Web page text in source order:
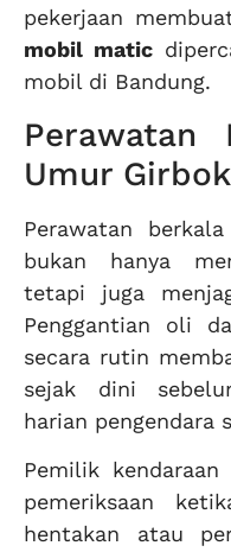
pekerjaan
mobil matic
mobil di Bandung.
Perawatan
Umur
Perawatan
bukan hanya
tetapi juga
Penggantian oli
secara rutin
sejak dini
harian pengendara
Pemilik
pemeriksaan
hentakan atau